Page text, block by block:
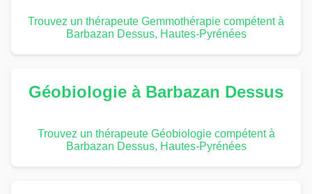
Trouvez un thérapeute Gemmothérapie compétent à
Barbazan Dessus, Hautes-Pyrénées
Géobiologie à Barbazan Dessus
Trouvez un thérapeute Géobiologie compétent à
Barbazan Dessus, Hautes-Pyrénées